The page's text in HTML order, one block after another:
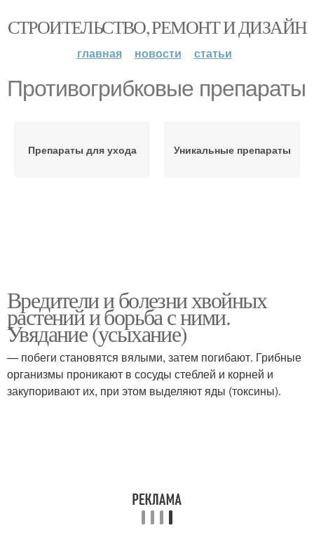
СТРОИТЕЛЬСТВО, РЕМОНТ И ДИЗАЙН
главная новости статьи
Противогрибковые препараты
Препараты для ухода Уникальные препараты
Вредители и болезни хвойных
растений и борьба с ними.
Увядание (усыхание)
— побеги становятся вялыми, затем погибают. Грибные
организмы проникают в сосуды стеблей и корней и
закупоривают их, при этом выделяют яды (токсины).